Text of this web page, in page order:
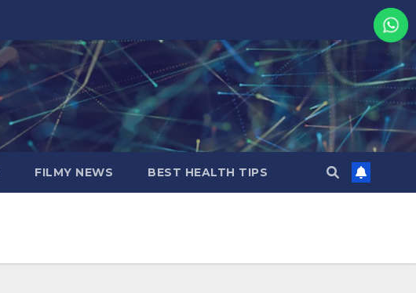
FILMY NEWS BEST HEALTH TIPS